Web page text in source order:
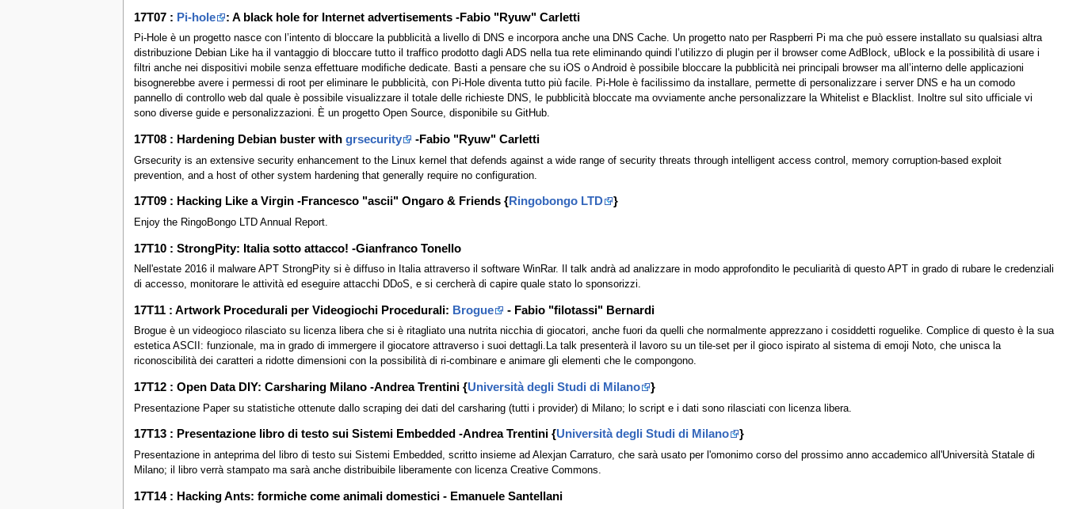
17T07 : Pi-hole : A black hole for Internet advertisements -Fabio "Ryuw" Carletti
Pi-Hole è un progetto nasce con l’intento di bloccare la pubblicità a livello di DNS e incorpora anche una DNS Cache. Un progetto nato per Raspberri Pi ma che può essere installato su qualsiasi altra
distribuzione Debian Like ha il vantaggio di bloccare tutto il traffico prodotto dagli ADS nella tua rete eliminando quindi l’utilizzo di plugin per il browser come AdBlock, uBlock e la possibilità di usare i
filtri anche nei dispositivi mobile senza effettuare modifiche dedicate. Basti a pensare che su iOS o Android è possibile bloccare la pubblicità nei principali browser ma all’interno delle applicazioni
bisognerebbe avere i permessi di root per eliminare le pubblicità, con Pi-Hole diventa tutto più facile. Pi-Hole è facilissimo da installare, permette di personalizzare i server DNS e ha un comodo
pannello di controllo web dal quale è possibile visualizzare il totale delle richieste DNS, le pubblicità bloccate ma ovviamente anche personalizzare la Whitelist e Blacklist. Inoltre sul sito ufficiale vi
sono diverse guide e personalizzazioni. È un progetto Open Source, disponibile su GitHub.
17T08 : Hardening Debian buster with grsecurity -Fabio "Ryuw" Carletti
Grsecurity is an extensive security enhancement to the Linux kernel that defends against a wide range of security threats through intelligent access control, memory corruption-based exploit
prevention, and a host of other system hardening that generally require no configuration.
17T09 : Hacking Like a Virgin -Francesco "ascii" Ongaro & Friends {Ringobongo LTD }
Enjoy the RingoBongo LTD Annual Report.
17T10 : StrongPity: Italia sotto attacco! -Gianfranco Tonello
Nell'estate 2016 il malware APT StrongPity si è diffuso in Italia attraverso il software WinRar. Il talk andrà ad analizzare in modo approfondito le peculiarità di questo APT in grado di rubare le credenziali
di accesso, monitorare le attività ed eseguire attacchi DDoS, e si cercherà di capire quale stato lo sponsorizzi.
17T11 : Artwork Procedurali per Videogiochi Procedurali: Brogue - Fabio "filotassi" Bernardi
Brogue è un videogioco rilasciato su licenza libera che si è ritagliato una nutrita nicchia di giocatori, anche fuori da quelli che normalmente apprezzano i cosiddetti roguelike. Complice di questo è la sua
estetica ASCII: funzionale, ma in grado di immergere il giocatore attraverso i suoi dettagli.La talk presenterà il lavoro su un tile-set per il gioco ispirato al sistema di emoji Noto, che unisca la
riconoscibilità dei caratteri a ridotte dimensioni con la possibilità di ri-combinare e animare gli elementi che le compongono.
17T12 : Open Data DIY: Carsharing Milano -Andrea Trentini {Università degli Studi di Milano }
Presentazione Paper su statistiche ottenute dallo scraping dei dati del carsharing (tutti i provider) di Milano; lo script e i dati sono rilasciati con licenza libera.
17T13 : Presentazione libro di testo sui Sistemi Embedded -Andrea Trentini {Università degli Studi di Milano }
Presentazione in anteprima del libro di testo sui Sistemi Embedded, scritto insieme ad Alexjan Carraturo, che sarà usato per l'omonimo corso del prossimo anno accademico all'Università Statale di
Milano; il libro verrà stampato ma sarà anche distribuibile liberamente con licenza Creative Commons.
17T14 : Hacking Ants: formiche come animali domestici - Emanuele Santellani